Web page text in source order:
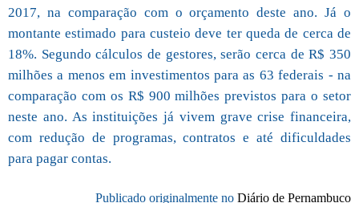
2017, na comparação com o orçamento deste ano. Já o
montante estimado para custeio deve ter queda de cerca de
18%. Segundo cálculos de gestores, serão cerca de R$ 350
milhões a menos em investimentos para as 63 federais - na
comparação com os R$ 900 milhões previstos para o setor
neste ano. As instituições já vivem grave crise financeira,
com redução de programas, contratos e até dificuldades
para pagar contas.
Publicado originalmente no Diário de Pernambuco